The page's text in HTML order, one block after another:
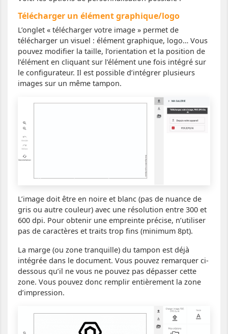
Télécharger un élément graphique/logo
L’onglet « télécharger votre image » permet de
télécharger un visuel : élément graphique, logo… Vous
pouvez modifier la taille, l’orientation et la position de
l’élément en cliquant sur l’élément une fois intégré sur
le configurateur. Il est possible d’intégrer plusieurs
images sur un même tampon.
L’image doit être en noire et blanc (pas de nuance de
gris ou autre couleur) avec une résolution entre 300 et
600 dpi. Pour obtenir une empreinte précise, n’utiliser
pas de caractères et traits trop fins (minimum 8pt).
La marge (ou zone tranquille) du tampon est déjà
intégrée dans le document. Vous pouvez remarquer ci-
dessous qu’il ne vous ne pouvez pas dépasser cette
zone. Vous pouvez donc remplir entièrement la zone
d’impression.